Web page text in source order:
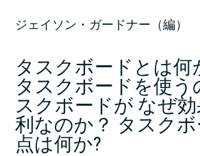
ジェイソン・ガードナー（編）
タスクボードとは何
タスクボードを使う
スクボードが なぜ
利なのか？ タスクボ
点は何か?